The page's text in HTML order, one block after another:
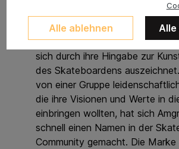
Über Amgruppe
Amgruppe ist eine
sich durch ihre Hingabe zur
des Skateboardens
von einer Gruppe
die ihre Visionen und Werte in
einbringen wollten, hat sich
schnell einen Namen in der
Community gemacht. Die
Alle ablehnen